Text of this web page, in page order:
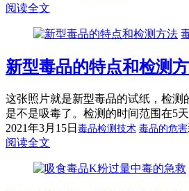
阅读全文
新型毒品的特点和检测
这张照片就是新型毒品的试纸，检
是不是吸毒了。检测的时间范围在5
2021年3月15日 毒品检测技术 毒品的危害
阅读全文